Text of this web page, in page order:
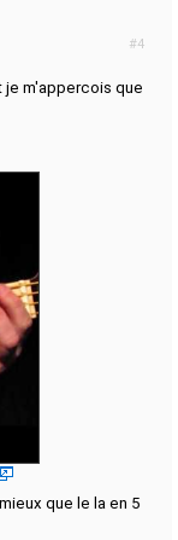
#4
je m'appercois que
que le la en 5